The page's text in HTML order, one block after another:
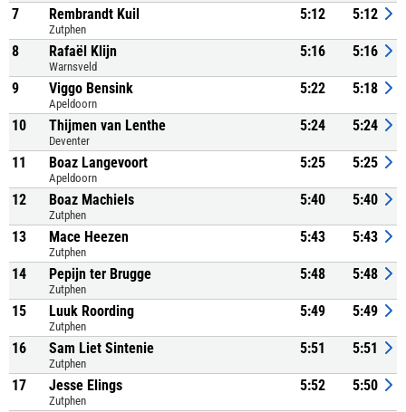
7 Rembrandt Kuil
Zutphen
5:12 5:12
8 Rafaël Klijn
Warnsveld
5:16 5:16
9 Viggo Bensink
Apeldoorn
5:22 5:18
10 Thijmen van Lenthe
Deventer
5:24 5:24
11 Boaz Langevoort
Apeldoorn
5:25 5:25
12 Boaz Machiels
Zutphen
5:40 5:40
13 Mace Heezen
Zutphen
5:43 5:43
14 Pepijn ter Brugge
Zutphen
5:48 5:48
15 Luuk Roording
Zutphen
5:49 5:49
16 Sam Liet Sintenie
Zutphen
5:51 5:51
17 Jesse Elings
Zutphen
5:52 5:50